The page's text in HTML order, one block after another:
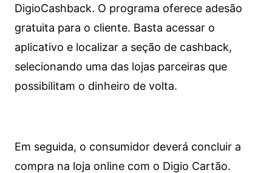
DigioCashback. O programa oferece adesão
gratuita para o cliente. Basta acessar o
aplicativo e localizar a seção de cashback,
selecionando uma das lojas parceiras que
possibilitam o dinheiro de volta.
Em seguida, o consumidor deverá concluir a
compra na loja online com o Digio Cartão.